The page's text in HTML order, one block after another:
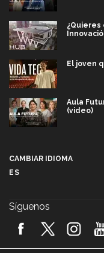
¿Quieres
El joven
Aula
(video)
2026!
CAMBIAR IDIOMA
ES
Síguenos